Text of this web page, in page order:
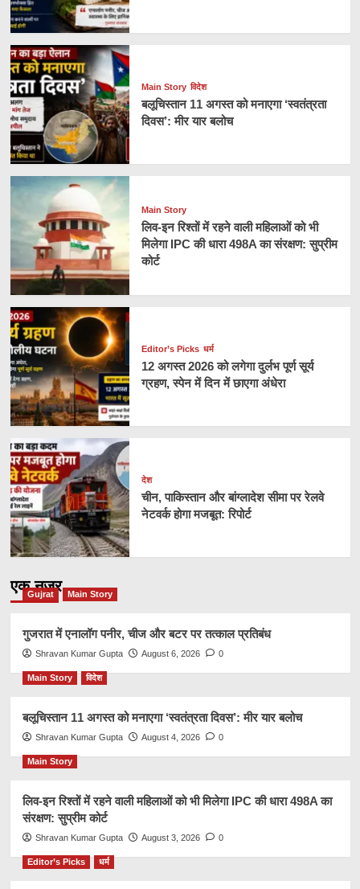
Main Story विदेश
बलूचिस्तान 11 अगस्त को मनाएगा ‘स्वतंत्रता
दिवस’: मीर यार बलोच
Main Story
लिव-इन रिश्तों में रहने वाली महिलाओं को भी
मिलेगा IPC की धारा 498A का संरक्षण: सुप्रीम
कोर्ट
Editor’s Picks धर्म
12 अगस्त 2026 को लगेगा दुर्लभ पूर्ण सूर्य
ग्रहण, स्पेन में दिन में छाएगा अंधेरा
देश
चीन, पाकिस्तान और बांग्लादेश सीमा पर रेलवे
नेटवर्क होगा मजबूत: रिपोर्ट
एक नज़र
Gujrat Main Story
गुजरात में एनालॉग पनीर, चीज और बटर पर तत्काल प्रतिबंध
Shravan Kumar Gupta August 6, 2026 0
Main Story विदेश
बलूचिस्तान 11 अगस्त को मनाएगा ‘स्वतंत्रता दिवस’: मीर यार बलोच
Shravan Kumar Gupta August 4, 2026 0
Main Story
लिव-इन रिश्तों में रहने वाली महिलाओं को भी मिलेगा IPC की धारा 498A का
संरक्षण: सुप्रीम कोर्ट
Shravan Kumar Gupta August 3, 2026 0
Editor’s Picks धर्म